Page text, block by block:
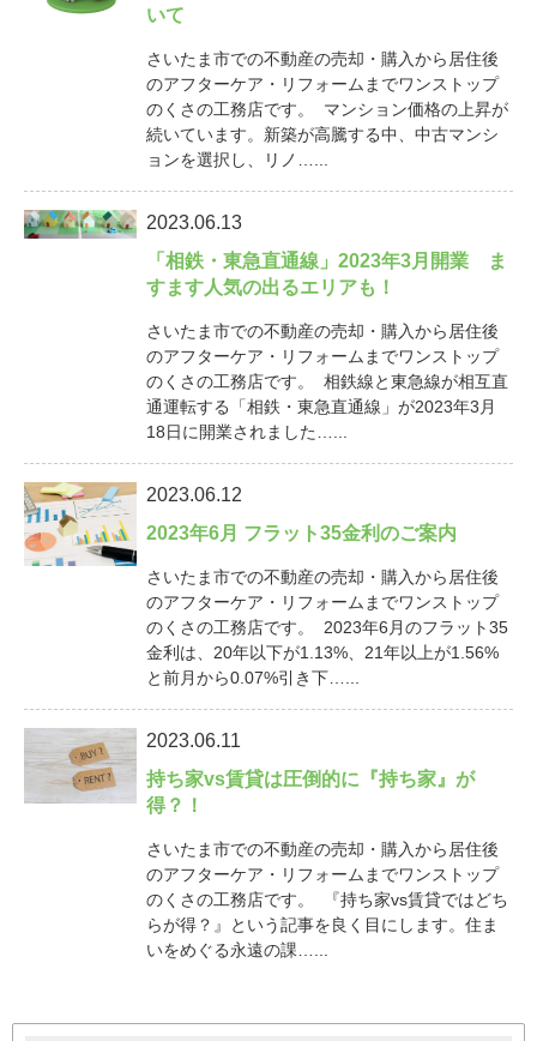
いて
さいたま市での不動産の売却・購入から居住後
のアフターケア・リフォームまでワンストップ
のくさの工務店です。 マンション価格の上昇が
続いています。新築が高騰する中、中古マンシ
ョンを選択し、リノ…...
2023.06.13
「相鉄・東急直通線」2023年3月開業 ま
すます人気の出るエリアも！
さいたま市での不動産の売却・購入から居住後
のアフターケア・リフォームまでワンストップ
のくさの工務店です。 相鉄線と東急線が相互直
通運転する「相鉄・東急直通線」が2023年3月
18日に開業されました…...
2023.06.12
2023年6月 フラット35金利のご案内
さいたま市での不動産の売却・購入から居住後
のアフターケア・リフォームまでワンストップ
のくさの工務店です。 2023年6月のフラット35
金利は、20年以下が1.13%、21年以上が1.56%
と前月から0.07%引き下…...
2023.06.11
持ち家vs賃貸は圧倒的に『持ち家』が
得？！
さいたま市での不動産の売却・購入から居住後
のアフターケア・リフォームまでワンストップ
のくさの工務店です。 『持ち家vs賃貸ではどち
らが得？』という記事を良く目にします。住ま
いをめぐる永遠の課…...